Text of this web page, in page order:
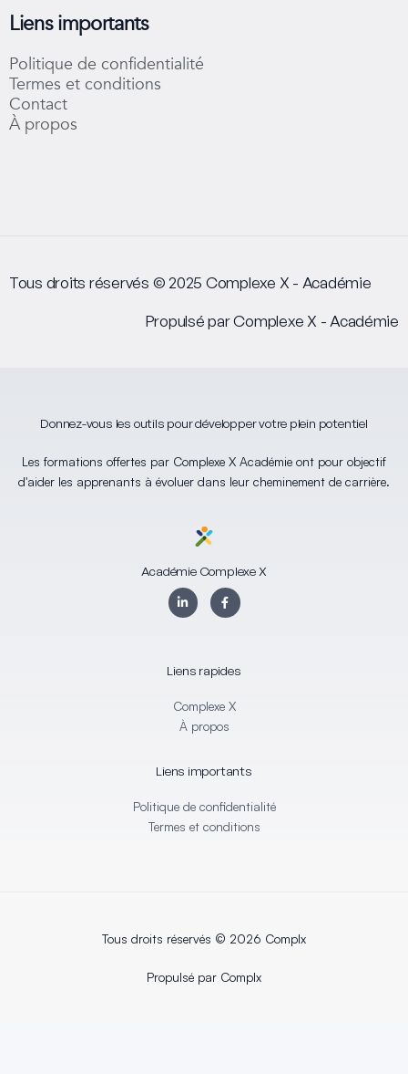
-
i
Liens importants
Politique de confidentialité
Termes et conditions
Contact
À propos
Tous droits réservés © 2025 Complexe X - Académie
Propulsé par Complexe X - Académie
Donnez-vous les outils pour développer votre plein potentiel
Les formations offertes par Complexe X Académie ont pour objectif
d'aider les apprenants à évoluer dans leur cheminement de carrière.
Académie Complexe X
L
i
n
n
n
F
a
c
o
k
Liens rapides
Complexe X
À propos
Liens importants
Politique de confidentialité
Termes et conditions
Tous droits réservés © 2026 Complx
Propulsé par Complx